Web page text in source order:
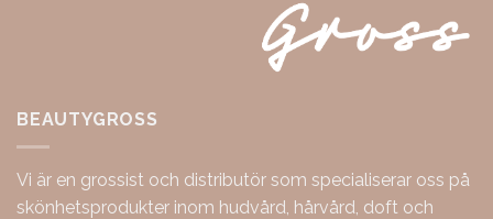
BEAUTYGROSS
Vi är en grossist och distributör som specialiserar oss på
skönhetsprodukter inom hudvård, hårvård, doft och